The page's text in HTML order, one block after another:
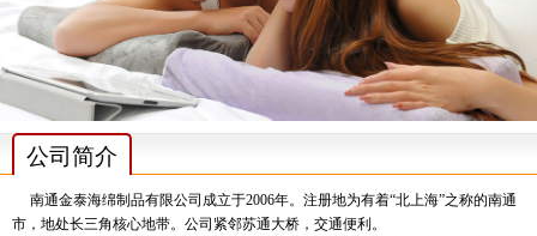
公司简介
南通金泰海绵制品有限公司成立于2006年。注册地为有着“北上海”之称的南通
市，地处长三角核心地带。公司紧邻苏通大桥，交通便利。